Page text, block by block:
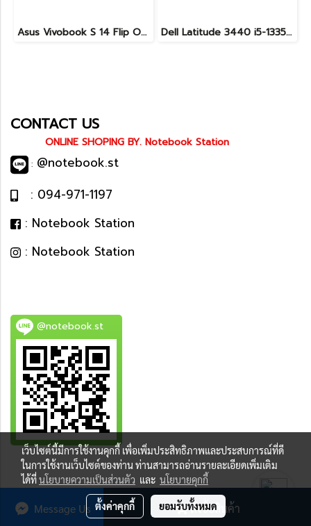
สั่งซื้อสินค้า
Message Us
Asus Vivobook S 14 Flip OLED ทัชกรีนหมุนจอ360องศา Ryzen7-7730U Ram24 SSD512GB จอ14 2.8K OLED 90Hz จอภาพสวยคมชัดมาก ดีไซน์สวยทันสมัย ราคา 18,990.- Dell Latitude 3440 i5-1335U Ram8 SSD512 จอ14นิ้ว สเปคดี คีย์บอร์ดไฟ เครื่องประมวลผลไวพร้อมใช้งาน เพียง 13,990.-
CONTACT US
ONLINE SHOPING BY. Notebook Station
: @notebook.st
: 094-971-1197
: Notebook Station
: Notebook Station
@notebook.st
BEST DEAL
เว็บไซต์นี้มีการใช้งานคุกกี้ เพื่อเพิ่มประสิทธิภาพและประสบการณ์ที่ดี
ในการใช้งานเว็บไซต์ของท่าน ท่านสามารถอ่านรายละเอียดเพิ่มเติม
ได้ที่นโยบายความเป็นส่วนตัว และ นโยบายคุกกี้
ตั้งค่าคุกกี้ ยอมรับทั้งหมด